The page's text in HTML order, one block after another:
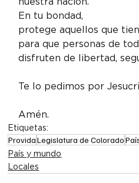
En tu bondad,
protege aquellos que
para que personas de
disfruten de libertad,
Te lo pedimos por
Amén.
Etiquetas:
Provida Legislatura de Colorado
País y mundo
Locales